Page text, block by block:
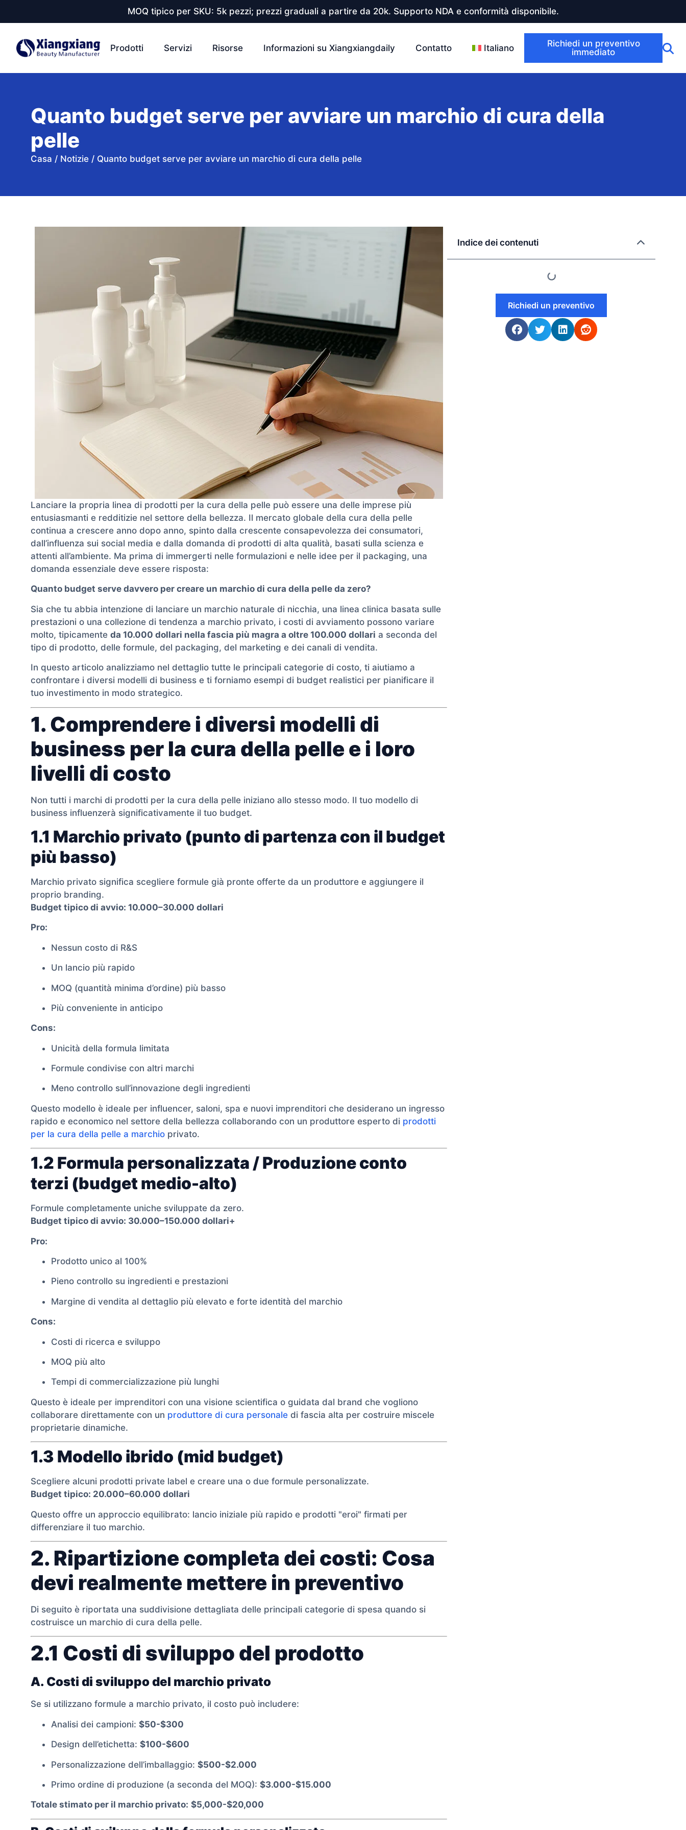
MOQ tipico per SKU: 5k pezzi; prezzi graduali a partire da 20k. Supporto NDA e conformità disponibile.
Prodotti Servizi Risorse Informazioni su Xiangxiangdaily Contatto Italiano
Richiedi un preventivo
immediato
Quanto budget serve per avviare un marchio di cura della
pelle
Casa / Notizie / Quanto budget serve per avviare un marchio di cura della pelle
Lanciare la propria linea di prodotti per la cura della pelle può essere una delle imprese più
entusiasmanti e redditizie nel settore della bellezza. Il mercato globale della cura della pelle
continua a crescere anno dopo anno, spinto dalla crescente consapevolezza dei consumatori,
dall’influenza sui social media e dalla domanda di prodotti di alta qualità, basati sulla scienza e
attenti all’ambiente. Ma prima di immergerti nelle formulazioni e nelle idee per il packaging, una
domanda essenziale deve essere risposta:
Quanto budget serve davvero per creare un marchio di cura della pelle da zero?
Sia che tu abbia intenzione di lanciare un marchio naturale di nicchia, una linea clinica basata sulle
prestazioni o una collezione di tendenza a marchio privato, i costi di avviamento possono variare
molto, tipicamente da 10.000 dollari nella fascia più magra a oltre 100.000 dollari a seconda del
tipo di prodotto, delle formule, del packaging, del marketing e dei canali di vendita.
In questo articolo analizziamo nel dettaglio tutte le principali categorie di costo, ti aiutiamo a
confrontare i diversi modelli di business e ti forniamo esempi di budget realistici per pianificare il
tuo investimento in modo strategico.
1. Comprendere i diversi modelli di
business per la cura della pelle e i loro
livelli di costo
Non tutti i marchi di prodotti per la cura della pelle iniziano allo stesso modo. Il tuo modello di
business influenzerà significativamente il tuo budget.
1.1 Marchio privato (punto di partenza con il budget
più basso)
Marchio privato significa scegliere formule già pronte offerte da un produttore e aggiungere il
proprio branding.
Budget tipico di avvio: 10.000–30.000 dollari
Pro:
Nessun costo di R&S
Un lancio più rapido
MOQ (quantità minima d’ordine) più basso
Più conveniente in anticipo
Cons:
Unicità della formula limitata
Formule condivise con altri marchi
Meno controllo sull’innovazione degli ingredienti
Questo modello è ideale per influencer, saloni, spa e nuovi imprenditori che desiderano un ingresso
rapido e economico nel settore della bellezza collaborando con un produttore esperto di prodotti
per la cura della pelle a marchio privato.
1.2 Formula personalizzata / Produzione conto
terzi (budget medio-alto)
Formule completamente uniche sviluppate da zero.
Budget tipico di avvio: 30.000–150.000 dollari+
Pro:
Prodotto unico al 100%
Pieno controllo su ingredienti e prestazioni
Margine di vendita al dettaglio più elevato e forte identità del marchio
Cons:
Costi di ricerca e sviluppo
MOQ più alto
Tempi di commercializzazione più lunghi
Questo è ideale per imprenditori con una visione scientifica o guidata dal brand che vogliono
collaborare direttamente con un produttore di cura personale di fascia alta per costruire miscele
proprietarie dinamiche.
1.3 Modello ibrido (mid budget)
Scegliere alcuni prodotti private label e creare una o due formule personalizzate.
Budget tipico: 20.000–60.000 dollari
Questo offre un approccio equilibrato: lancio iniziale più rapido e prodotti "eroi" firmati per
differenziare il tuo marchio.
2. Ripartizione completa dei costi: Cosa
devi realmente mettere in preventivo
Di seguito è riportata una suddivisione dettagliata delle principali categorie di spesa quando si
costruisce un marchio di cura della pelle.
2.1 Costi di sviluppo del prodotto
A. Costi di sviluppo del marchio privato
Se si utilizzano formule a marchio privato, il costo può includere:
Analisi dei campioni: $50-$300
Design dell’etichetta: $100-$600
Personalizzazione dell’imballaggio: $500-$2.000
Primo ordine di produzione (a seconda del MOQ): $3.000-$15.000
Totale stimato per il marchio privato: $5,000-$20,000
Indice dei contenuti
Richiedi un preventivo